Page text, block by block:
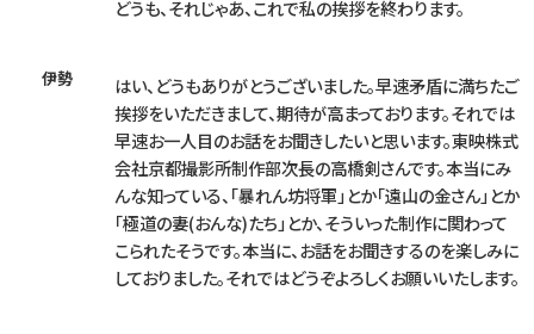
どうも、それじゃあ、これで私の挨拶を終わります。
伊勢
はい、どうもありがとうございました。早速矛盾に満ちたご
挨拶をいただきまして、期待が高まっております。それでは
早速お一人目のお話をお聞きしたいと思います。東映株式
会社京都撮影所制作部次長の高橋剣さんです。本当にみ
んな知っている、「暴れん坊将軍」とか「遠山の金さん」とか
「極道の妻(おんな)たち」とか、そういった制作に関わって
こられたそうです。本当に、お話をお聞きするのを楽しみに
しておりました。それではどうぞよろしくお願いいたします。